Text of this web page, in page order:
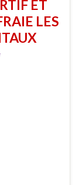
ET
LES